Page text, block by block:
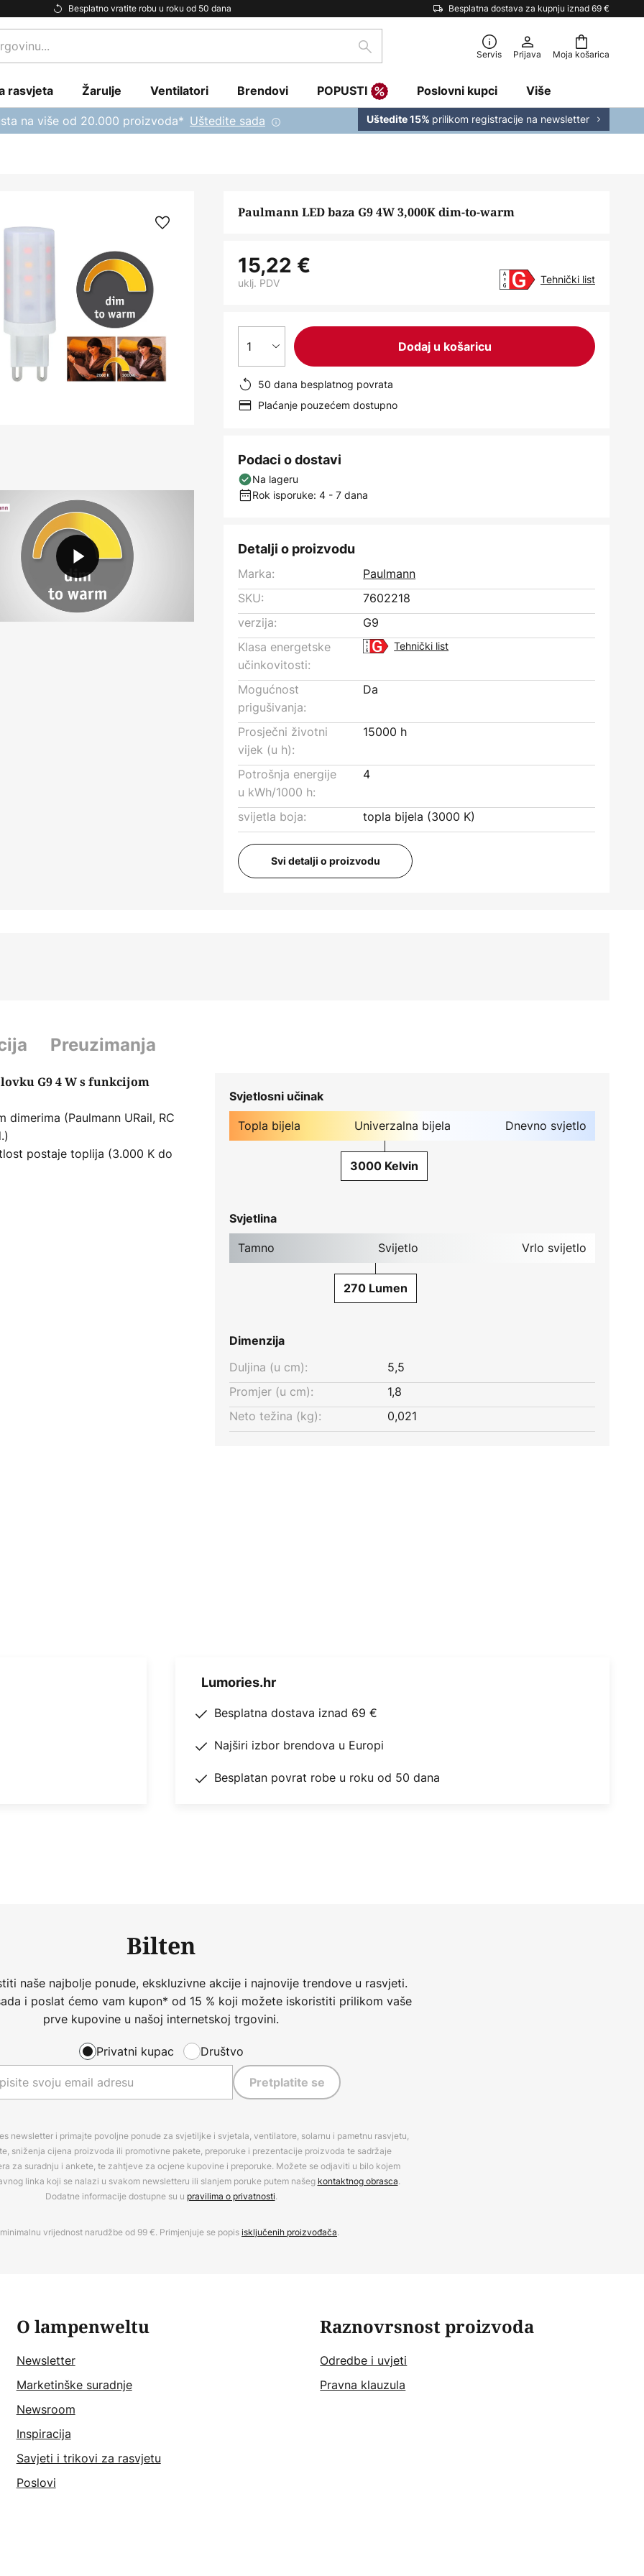
Besplatno vratite robu u roku od 50 dana Besplatna dostava za kupnju iznad 69 €
Moja košarica
traži Servis Prijava
rasvjeta Žarulje Ventilatori Brendovi POPUSTI Poslovni kupci Više
na više od 20.000 proizvoda* Uštedite sada Uštedite 15% prilikom registracije na newsletter
Paulmann LED baza G9 4W 3,000K dim-to-warm
15,22 €
uklj. PDV Tehnički list
1 Dodaj u košaricu
50 dana besplatnog povrata
Plaćanje pouzećem dostupno
Podaci o dostavi
Na lageru
Rok isporuke: 4 - 7 dana
Detalji o proizvodu
Marka:
Paulmann
SKU:
7602218
verzija:
G9
Klasa energetske
učinkovitosti:
Tehnički list
Mogućnost
prigušivanja:
Da
Prosječni životni
vijek (u h):
15000 h
Potrošnja energije
u kWh/1000 h:
4
svijetla boja: topla bijela (3000 K)
Svi detalji o proizvodu
Preuzimanja
G9 4 W s funkcijom
(Paulmann URail, RC
postaje toplija (3.000 K do
Svjetlosni učinak
Topla bijela Univerzalna bijela Dnevno svjetlo
3000 Kelvin
Svjetlina
Tamno Svijetlo Vrlo svijetlo
270 Lumen
Dimenzija
Duljina (u cm):
5,5
Promjer (u cm):
1,8
Neto težina (kg):
0,021
Lumories.hr
Besplatna dostava iznad 69 €
Najširi izbor brendova u Europi
Besplatan povrat robe u roku od 50 dana
Bilten
naše najbolje ponude, ekskluzivne akcije i najnovije trendove u rasvjeti.
i poslat ćemo vam kupon* od 15 % koji možete iskoristiti prilikom vaše
prve kupovine u našoj internetskoj trgovini.
Privatni kupac Društvo
Pretplatite se
newsletter i primajte povoljne ponude za svjetiljke i svjetala, ventilatore, solarnu i pametnu rasvjetu,
sniženja cijena proizvoda ili promotivne pakete, preporuke i prezentacije proizvoda te sadržaje
za suradnju i ankete, te zahtjeve za ocjene kupovine i preporuke. Možete se odjaviti u bilo kojem
linka koji se nalazi u svakom newsletteru ili slanjem poruke putem našeg kontaktnog obrasca.
Dodatne informacije dostupne su u pravilima o privatnosti.
vrijednost narudžbe od 99 €. Primjenjuje se popisisključenih proizvođača.
O lampenweltu
Newsletter
Marketinške suradnje
Newsroom
Inspiracija
Savjeti i trikovi za rasvjetu
Poslovi
Raznovrsnost proizvoda
Odredbe i uvjeti
Pravna klauzula